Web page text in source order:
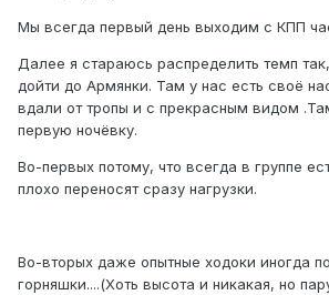
Мы всегда первый день выходим с КПП
Далее я стараюсь распределить темп
дойти до Армянки. Там у нас есть своё
вдали от тропы и с прекрасным видом
первую ночёвку.
Во-первых потому, что всегда в группе
плохо переносят сразу нагрузки.
Во-вторых даже опытные ходоки иногда
горняшки....(Хоть высота и никакая, но